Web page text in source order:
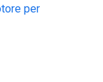
per